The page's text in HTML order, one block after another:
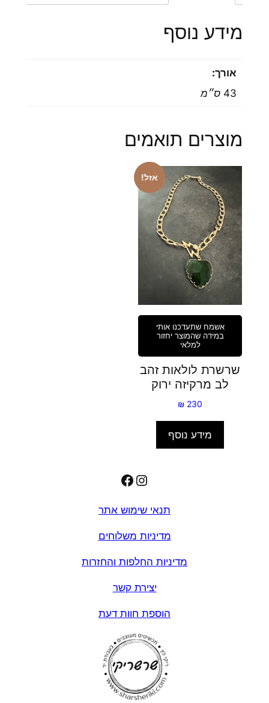
מידע נוסף
אורך:
43 ס״מ
מוצרים תואמים
אזל!
אשמח שתעדכנו אותי
במידה שהמוצר יחזור
למלאי
שרשרת לולאות זהב
לב מרקיזה ירוק
₪ 230
מידע נוסף
Instagram
Facebook
תנאי שימוש אתר
מדיניות משלוחים
מדיניות החלפות והחזרות
יצירת קשר
הוספת חוות דעת